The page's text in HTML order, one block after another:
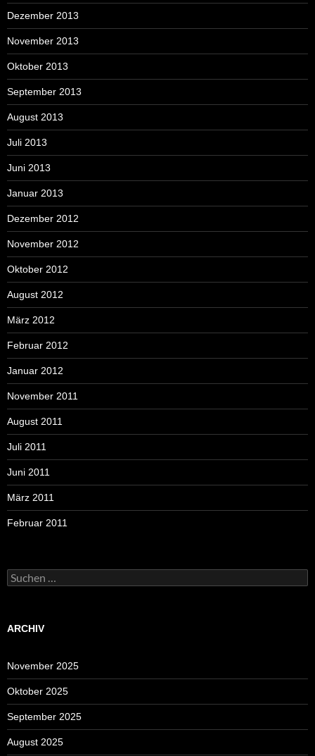
Dezember 2013
November 2013
Oktober 2013
September 2013
August 2013
Juli 2013
Juni 2013
Januar 2013
Dezember 2012
November 2012
Oktober 2012
August 2012
März 2012
Februar 2012
Januar 2012
November 2011
August 2011
Juli 2011
Juni 2011
März 2011
Februar 2011
Suchen
nach:
ARCHIV
November 2025
Oktober 2025
September 2025
August 2025